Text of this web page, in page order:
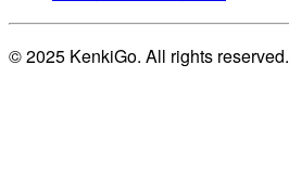
© 2025 KenkiGo. All rights reserved.